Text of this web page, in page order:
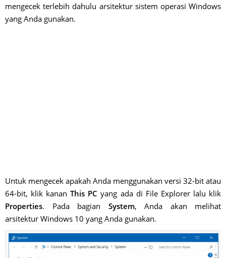
mengecek terlebih dahulu arsitektur sistem operasi Windows
yang Anda gunakan.
Untuk mengecek apakah Anda menggunakan versi 32-bit atau
64-bit, klik kananThis PC yang ada di File Explorer lalu klik
Properties. Pada bagian System, Anda akan melihat
arsitektur Windows 10 yang Anda gunakan.